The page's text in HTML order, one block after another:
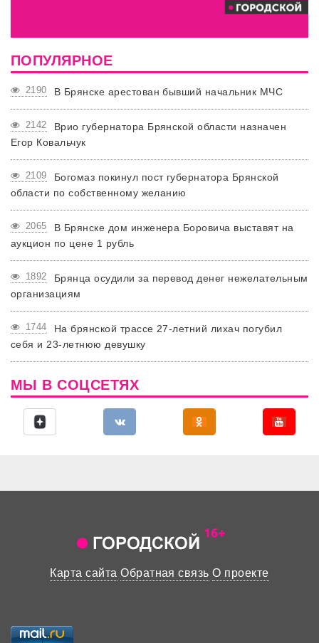
ПОПУЛЯРНОЕ
2190 В Брянске арестован бывший начальник МЧС
2142
Врио губернатора Брянской области назначен
Егор Ковальчук
2109
Богомаз покинул пост губернатора Брянской
области по собственному желанию
2065
В Брянске дом инженера Боровича выставят на
аукцион по цене 1 рубль
1892
Брянца осудили за перевод денег нежелательным
организациям
1744
На брянской трассе 27-летний лихач погубил
себя и 23-летнюю девушку
МЫ В СОЦСЕТЯХ
Карта сайта Обратная связь О проекте